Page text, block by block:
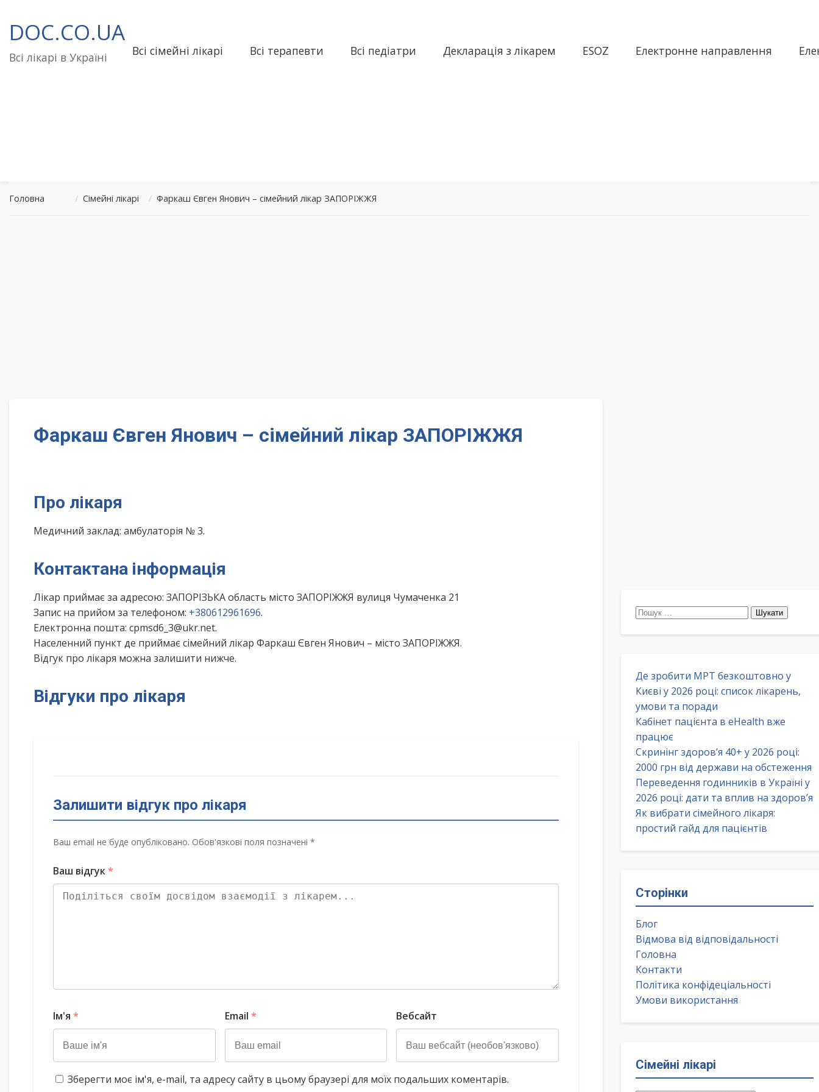
до
вмісту
DOC.CO.UA
Всі лікарі в Україні Всі сімейні лікарі Всі терапевти Всі педіатри Декларація з лікарем ESOZ Електронне направлення
Головна / Сімейні лікарі / Фаркаш Євген Янович – сімейний лікар ЗАПОРІЖЖЯ
Фаркаш Євген Янович – сімейний лікар ЗАПОРІЖЖЯ
Про лікаря
Медичний заклад: амбулаторія № 3.
Контактана інформація
Лікар приймає за адресою: ЗАПОРІЗЬКА область місто ЗАПОРІЖЖЯ вулиця Чумаченка 21
Запис на прийом за телефоном: +380612961696.
Електронна пошта: cpmsd6_3@ukr.net.
Населенний пункт де приймає сімейний лікар Фаркаш Євген Янович – місто ЗАПОРІЖЖЯ.
Відгук про лікаря можна залишити нижче.
Відгуки про лікаря
Залишити відгук про лікаря
Ваш email не буде опубліковано. Обов'язкові поля позначені *
Ваш відгук*
Ім'я * Email * Вебсайт
Зберегти моє ім'я, e-mail, та адресу сайту в цьому браузері для моїх подальших коментарів.
Пошук:
Де зробити МРТ безкоштовно у
Києві у 2026 році: список лікарень,
умови та поради
Кабінет пацієнта в eHealth вже
працює
Скринінг здоров’я 40+ у 2026 році:
2000 грн від держави на обстеження
Переведення годинників в Україні у
2026 році: дати та вплив на здоров’я
Як вибрати сімейного лікаря:
простий гайд для пацієнтів
Сторінки
Блог
Відмова від відповідальності
Головна
Контакти
Політика конфідеціальності
Умови використання
Сімейні лікарі